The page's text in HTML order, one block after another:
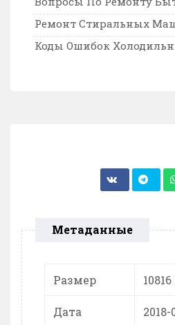
Ремонт Стиральных
Коды Ошибок
Метаданные
Размер
Дата 2018-